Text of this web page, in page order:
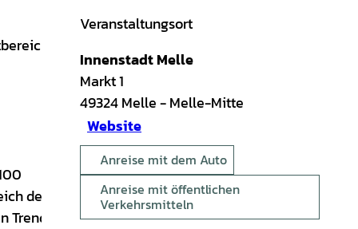
der
Veranstaltungsort
Innenstadt Melle
Markt 1
49324Melle- Melle-Mitte
Website
Anreise mit dem Auto
Anreise mit öffentlichen
Verkehrsmitteln